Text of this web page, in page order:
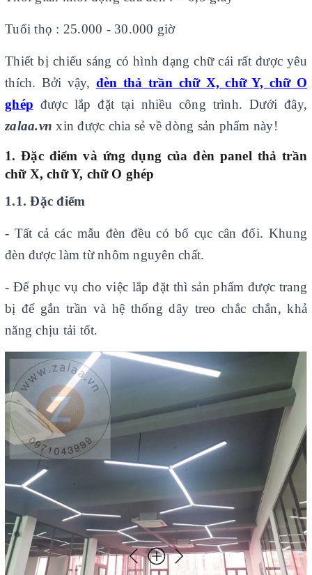
Tuổi thọ : 25.000 - 30.000 giờ
Thiết bị chiếu sáng có hình dạng chữ cái rất được yêu
thích. Bởi vậy, đèn thả trần chữ X, chữ Y, chữ O
ghép được lắp đặt tại nhiều công trình. Dưới đây,
zalaa.vnxin được chia sẻ về dòng sản phẩm này!
1. Đặc điểm và ứng dụng của đèn panel thả trần
chữ X, chữ Y, chữ O ghép
1.1. Đặc điểm
- Tất cả các mẫu đèn đều có bố cục cân đối. Khung
đèn được làm từ nhôm nguyên chất.
- Để phục vụ cho việc lắp đặt thì sản phẩm được trang
bị đế gắn trần và hệ thống dây treo chắc chắn, khả
năng chịu tải tốt.